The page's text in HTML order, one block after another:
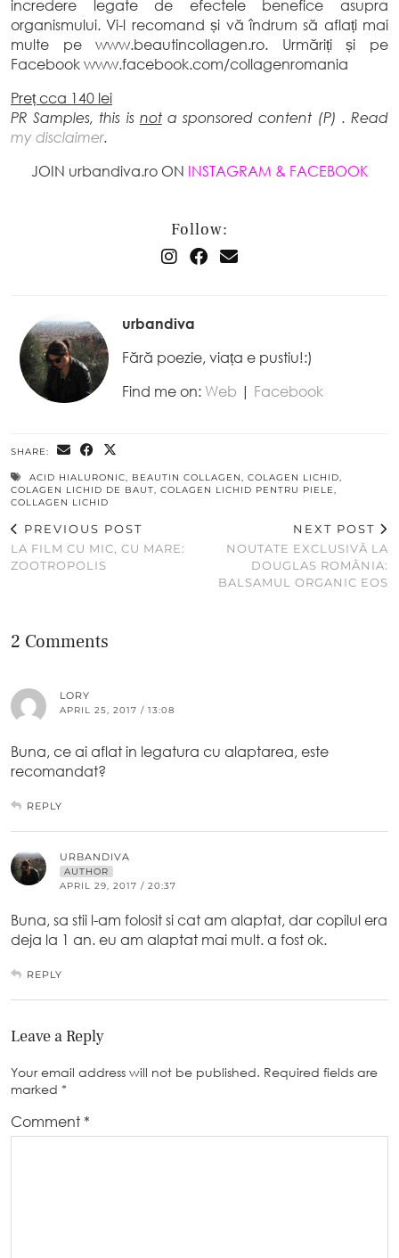
incredere legate de efectele benefice asupra
organismului. Vi-l recomand și vă îndrum să aflați mai
multe pe www.beautincollagen.ro. Urmăriți și pe
Facebook www.facebook.com/collagenromania
Preț cca 140 lei
PR Samples, this is nota sponsored content (P) . Read
my disclaimer.
JOIN urbandiva.ro ON INSTAGRAM & FACEBOOK
Follow:
urbandiva
Fără poezie, viața e pustiu!:)
Find me on: Web | Facebook
SHARE:
ACID HIALURONIC, BEAUTIN COLLAGEN, COLAGEN LICHID,
COLAGEN LICHID DE BAUT, COLAGEN LICHID PENTRU PIELE,
COLLAGEN LICHID
PREVIOUS POST
LA FILM CU MIC, CU MARE:
ZOOTROPOLIS
NEXT POST
NOUTATE EXCLUSIVĂ LA
DOUGLAS ROMÂNIA:
BALSAMUL ORGANIC EOS
2 Comments
LORY
APRIL 25, 2017 / 13:08
Buna, ce ai aflat in legatura cu alaptarea, este
recomandat?
REPLY
URBANDIVA
AUTHOR
APRIL 29, 2017 / 20:37
Buna, sa stii l-am folosit si cat am alaptat, dar copilul era
deja la 1 an. eu am alaptat mai mult. a fost ok.
REPLY
Leave a Reply
Your email address will not be published. Required fields are
marked *
Comment *